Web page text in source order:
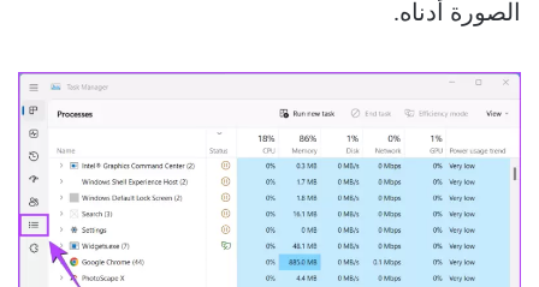
الصورة أدناه.